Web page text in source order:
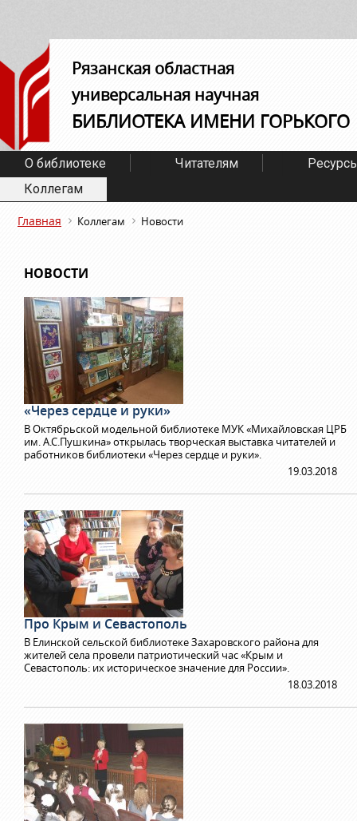
Рязанская областная
универсальная научная
БИБЛИОТЕКА ИМЕНИ ГОРЬКОГО
О библиотеке Читателям
Коллегам
Главная Коллегам Новости
НОВОСТИ
«Через сердце и руки»
В Октябрьской модельной библиотеке МУК «Михайловская ЦРБ
им. А.С.Пушкина» открылась творческая выставка читателей и
работников библиотеки «Через сердце и руки».
19.03.2018
Про Крым и Севастополь
В Елинской сельской библиотеке Захаровского района для
жителей села провели патриотический час «Крым и
Севастополь: их историческое значение для России».
18.03.2018